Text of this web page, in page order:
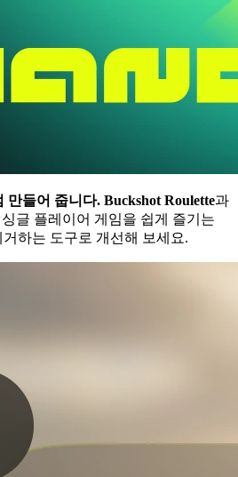
만들어 줍니다. Buckshot Roulette과
글 플레이어 게임을 쉽게 즐기는
하는 도구로 개선해 보세요.